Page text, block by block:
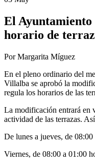
El Ayuntamiento
horario de
Por Margarita Míguez
En el pleno ordinario del
Villalba se aprobó la
regula los horarios de las
La modificación entrará en
actividad de las terrazas.
De lunes a jueves, de 08:00
Viernes, de 08:00 a 01:00